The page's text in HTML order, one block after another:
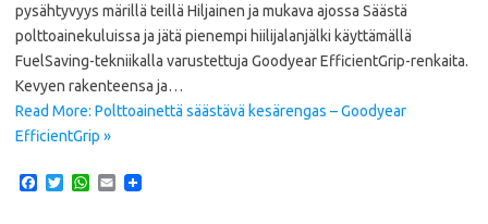
pysähtyvyys märillä teillä Hiljainen ja mukava ajossa Säästä
polttoainekuluissa ja jätä pienempi hiilijalanjälki käyttämällä
FuelSaving-tekniikalla varustettuja Goodyear EfficientGrip-renkaita.
Kevyen rakenteensa ja…
Read More: Polttoainettä säästävä kesärengas – Goodyear
EfficientGrip »
T
W
E